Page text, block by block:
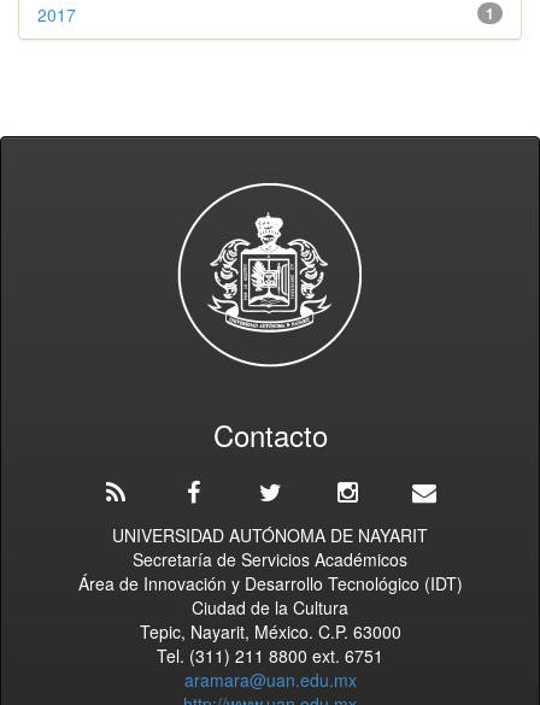
1
2017
Contacto
UNIVERSIDAD AUTÓNOMA DE NAYARIT
Secretaría de Servicios Académicos
Área de Innovación y Desarrollo Tecnológico (IDT)
Ciudad de la Cultura
Tepic, Nayarit, México. C.P. 63000
Tel. (311) 211 8800 ext. 6751
aramara@uan.edu.mx